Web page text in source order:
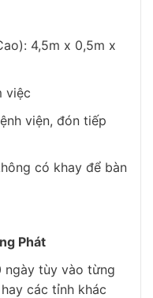
4,5m x 0,5m x
việc
viện, đón tiếp
có khay để bàn
Phát
ngày tùy vào từng
các tỉnh khác